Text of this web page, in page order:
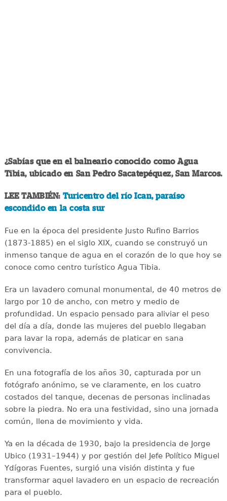
¿Sabías que en el balneario conocido como Agua
Tibia, ubicado en San Pedro Sacatepéquez, San Marcos.
LEE TAMBIÉN: Turicentro del río Ican, paraíso
escondido en la costa sur
Fue en la época del presidente Justo Rufino Barrios
(1873-1885) en el siglo XIX, cuando se construyó un
inmenso tanque de agua en el corazón de lo que hoy se
conoce como centro turístico Agua Tibia.
Era un lavadero comunal monumental, de 40 metros de
largo por 10 de ancho, con metro y medio de
profundidad. Un espacio pensado para aliviar el peso
del día a día, donde las mujeres del pueblo llegaban
para lavar la ropa, además de platicar en sana
convivencia.
En una fotografía de los años 30, capturada por un
fotógrafo anónimo, se ve claramente, en los cuatro
costados del tanque, decenas de personas inclinadas
sobre la piedra. No era una festividad, sino una jornada
común, llena de movimiento y vida.
Ya en la década de 1930, bajo la presidencia de Jorge
Ubico (1931–1944) y por gestión del Jefe Político Miguel
Ydígoras Fuentes, surgió una visión distinta y fue
transformar aquel lavadero en un espacio de recreación
para el pueblo.